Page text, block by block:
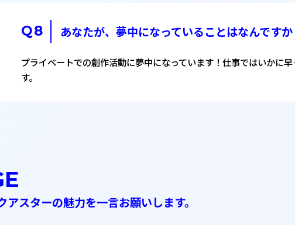
あなたが、夢中になっていることはなんですか
プライベートでの創作活動に夢中になっています！仕事ではいかに
す。
アスターの魅力を一言お願いします。